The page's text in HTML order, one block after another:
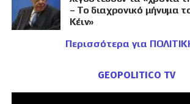
– Το διαχρονικό μήνυμα
Κέιν»
Περισσότερα για
GEOPOLITICO TV